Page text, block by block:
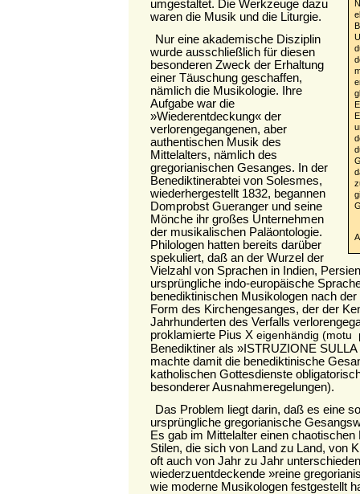
umgestaltet. Die Werkzeuge dazu
waren die Musik und die Liturgie.
Nur eine akademische Disziplin
wurde ausschließlich für diesen
besonderen Zweck der Erhaltung
einer Täuschung geschaffen,
nämlich die Musikologie. Ihre
Aufgabe war die
»Wiederentdeckung« der
verlorengegangenen, aber
authentischen Musik des
Mittelalters, nämlich des
gregorianischen Gesanges. In der
Benediktinerabtei von Solesmes,
wiederhergestellt 1832, begannen
Domprobst Gueranger und seine
Mönche ihr großes Unternehmen
der musikalischen Paläontologie.
Philologen hatten bereits darüber
spekuliert, daß an der Wurzel der
Vielzahl von Sprachen in Indien,
ursprüngliche indo-europäische
benediktinischen Musikologen nach
Form des Kirchengesanges, der der
Jahrhunderten des Verfalls
proklamierte Pius X eigenhändig (motu
Benediktiner als »ISTRUZIONE
machte damit die benediktinische
katholischen Gottesdienste
besonderer Ausnahmeregelungen).
Das Problem liegt darin, daß es eine
ursprüngliche gregorianische
Es gab im Mittelalter einen chaotischen
Stilen, die sich von Land zu Land, von
oft auch von Jahr zu Jahr
wiederzuentdeckende »reine
wie moderne Musikologen festgestellt